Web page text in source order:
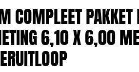
COMPLEET
6,10 X 6,00